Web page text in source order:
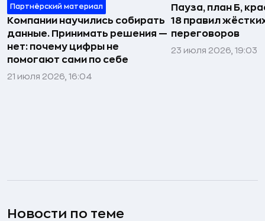
Партнёрский материал
Компании научились собирать
данные. Принимать решения —
нет: почему цифры не
помогают сами по себе
21 июля 2026, 16:04
Пауза, план Б,
18 правил
переговоров
23 июля 2026, 19:03
Новости по теме